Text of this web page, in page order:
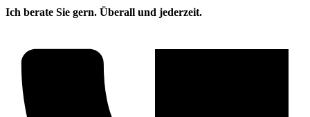
Ich berate Sie gern. Überall und jederzeit.